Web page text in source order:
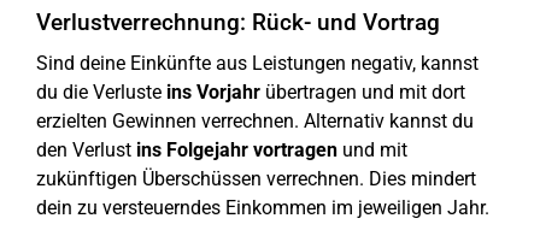
Verlustverrechnung: Rück- und Vortrag
Sind deine Einkünfte aus Leistungen negativ, kannst
du die Verluste ins Vorjahr übertragen und mit dort
erzielten Gewinnen verrechnen. Alternativ kannst du
den Verlust ins Folgejahr vortragen und mit
zukünftigen Überschüssen verrechnen. Dies mindert
dein zu versteuerndes Einkommen im jeweiligen Jahr.